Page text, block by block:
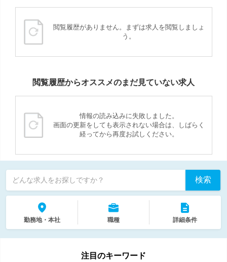
閲覧履歴がありません。まずは求人を閲覧しましょ
う。
閲覧履歴からオススメのまだ見ていない求人
情報の読み込みに失敗しました。
画面の更新をしても表示されない場合は、しばらく
経ってから再度お試しください。
どんな求人をお探しですか？ 検索
勤務地・本社 職種 詳細条件
注目のキーワード